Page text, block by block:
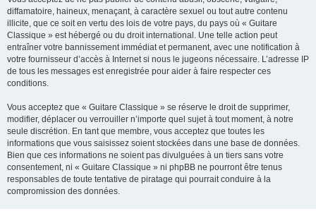
diffamatoire, haineux, menaçant, à caractère sexuel ou tout autre contenu
illicite, que ce soit en vertu des lois de votre pays, du pays où « Guitare
Classique » est hébergé ou du droit international. Une telle action peut
entraîner votre bannissement immédiat et permanent, avec une notification à
votre fournisseur d’accès à Internet si nous le jugeons nécessaire. L’adresse IP
de tous les messages est enregistrée pour aider à faire respecter ces
conditions.
Vous acceptez que « Guitare Classique » se réserve le droit de supprimer,
modifier, déplacer ou verrouiller n’importe quel sujet à tout moment, à notre
seule discrétion. En tant que membre, vous acceptez que toutes les
informations que vous saisissez soient stockées dans une base de données.
Bien que ces informations ne soient pas divulguées à un tiers sans votre
consentement, ni « Guitare Classique » ni phpBB ne pourront être tenus
responsables de toute tentative de piratage qui pourrait conduire à la
compromission des données.